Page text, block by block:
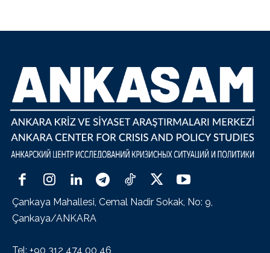
Çankaya Mahallesi, Cemal Nadir Sokak, No: 9,
Çankaya/ANKARA
Tel: +90 312 474 00 46